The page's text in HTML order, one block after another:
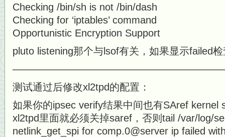
Checking /bin/sh is not /bin/
Checking for ‘iptables’
Opportunistic Encryption
pluto listening那个与lsof有关，如果显示failed
测试通过后修改xl2tpd的配置：
如果你的ipsec verify结果中间也有SAref kernel
xl2tpd里面就必须关掉saref，否则tail /var/log/
netlink_get_spi for comp.0@server ip failed